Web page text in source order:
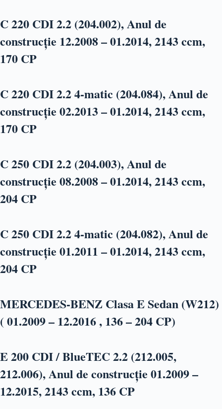
C 220 CDI 2.2 (204.002), Anul de
construcție 12.2008 – 01.2014, 2143 ccm,
170 CP
C 220 CDI 2.2 4-matic (204.084), Anul de
construcție 02.2013 – 01.2014, 2143 ccm,
170 CP
C 250 CDI 2.2 (204.003), Anul de
construcție 08.2008 – 01.2014, 2143 ccm,
204 CP
C 250 CDI 2.2 4-matic (204.082), Anul de
construcție 01.2011 – 01.2014, 2143 ccm,
204 CP
MERCEDES-BENZ Clasa E Sedan (W212)
( 01.2009 – 12.2016 , 136 – 204 CP)
E 200 CDI / BlueTEC 2.2 (212.005,
212.006), Anul de construcție 01.2009 –
12.2015, 2143 ccm, 136 CP